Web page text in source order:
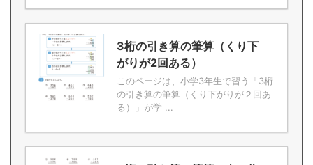
3桁の引き算の筆算（くり下
がりが2回ある）
このページは、小学3年生で習う「3桁
の引き算の筆算（くり下がりが２回あ
る）」が学 ...